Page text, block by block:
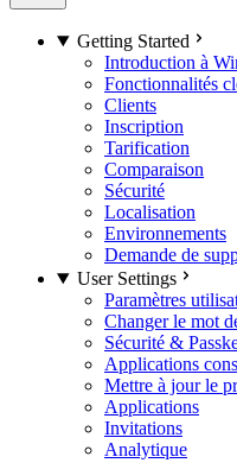
Getting Started
Introduction à
Fonctionnalités
Clients
Inscription
Tarification
Comparaison
Sécurité
Localisation
Environnements
Demande de
User Settings
Paramètres
Changer le mot
Sécurité &
Applications
Mettre à jour le
Applications
Invitations
Analytique